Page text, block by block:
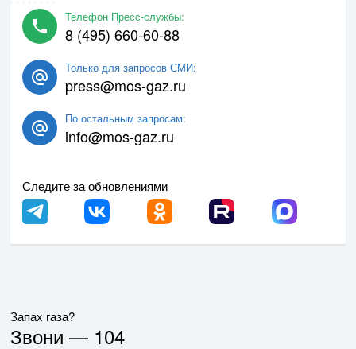
Телефон Пресс-службы:
8 (495) 660-60-88
Только для запросов СМИ:
press@mos-gaz.ru
По остальным запросам:
info@mos-gaz.ru
Следите за обновлениями
Запах газа?
Звони — 104